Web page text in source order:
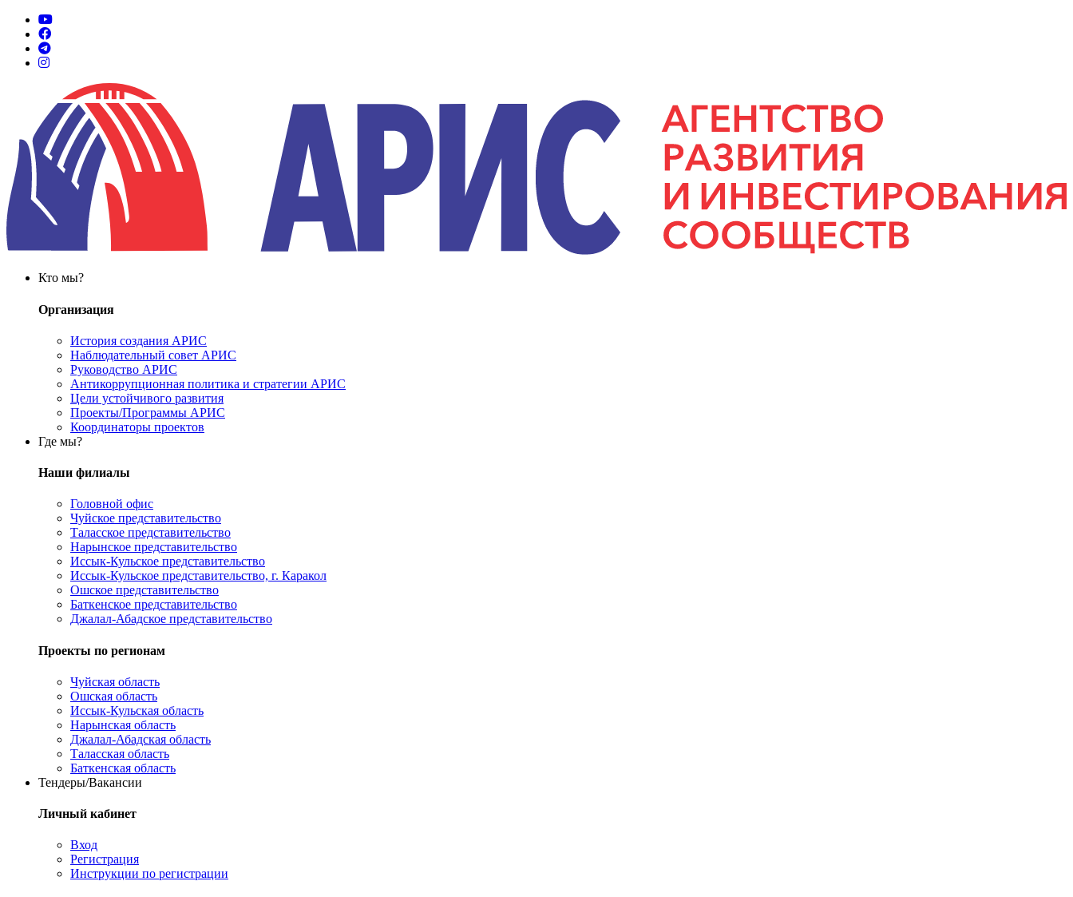
Кто мы?
Организация
История создания АРИС
Наблюдательный совет АРИС
Руководство АРИС
Антикоррупционная политика и стратегии АРИС
Цели устойчивого развития
Проекты/Программы АРИС
Координаторы проектов
Где мы?
Наши филиалы
Головной офис
Чуйское представительство
Таласское представительство
Нарынское представительство
Иссык-Кульское представительство
Иссык-Кульское представительство, г. Каракол
Ошское представительство
Баткенское представительство
Джалал-Абадское представительство
Проекты по регионам
Чуйская область
Ошская область
Иссык-Кульская область
Нарынская область
Джалал-Абадская область
Таласская область
Баткенская область
Тендеры/Вакансии
Личный кабинет
Вход
Регистрация
Инструкции по регистрации